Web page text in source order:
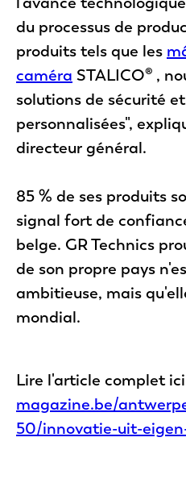
du processus de
produits tels que les
caméra STALICO® ,
solutions de sécurité
personnalisées",
directeur général.
85 % de ses produits
signal fort de
belge. GR Technics
de son propre pays
ambitieuse, mais
mondial.
Lire l'article complet ici
magazine.be/
50/innovatie-uit-